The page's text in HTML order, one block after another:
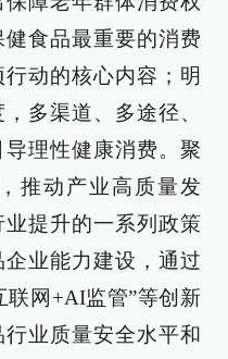
食品最重要的消费
动的核心内容；明
多渠道、多途径、
理性健康消费。聚
推动产业高质量发
提升的一系列政策
业能力建设，通过
联网+AI监管”等创新
业质量安全水平和